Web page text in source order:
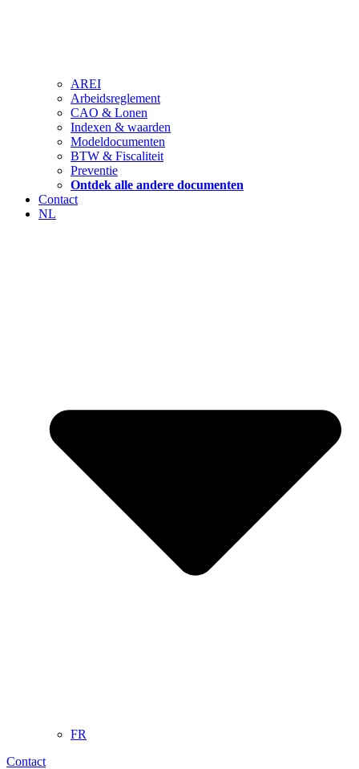
AREI
Arbeidsreglement
CAO & Lonen
Indexen & waarden
Modeldocumenten
BTW & Fiscaliteit
Preventie
Ontdek alle andere documenten
Contact
NL
FR
Contact